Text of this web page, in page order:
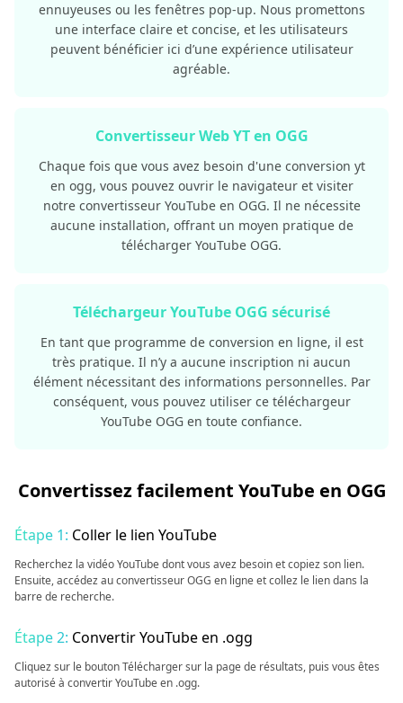
ennuyeuses ou les fenêtres pop-up. Nous promettons
une interface claire et concise, et les utilisateurs
peuvent bénéficier ici d’une expérience utilisateur
agréable.
Convertisseur Web YT en OGG
Chaque fois que vous avez besoin d'une conversion yt
en ogg, vous pouvez ouvrir le navigateur et visiter
notre convertisseur YouTube en OGG. Il ne nécessite
aucune installation, offrant un moyen pratique de
télécharger YouTube OGG.
Téléchargeur YouTube OGG sécurisé
En tant que programme de conversion en ligne, il est
très pratique. Il n’y a aucune inscription ni aucun
élément nécessitant des informations personnelles. Par
conséquent, vous pouvez utiliser ce téléchargeur
YouTube OGG en toute confiance.
Convertissez facilement YouTube en OGG
Étape 1: Coller le lien YouTube
Recherchez la vidéo YouTube dont vous avez besoin et copiez son lien.
Ensuite, accédez au convertisseur OGG en ligne et collez le lien dans la
barre de recherche.
Étape 2: Convertir YouTube en .ogg
Cliquez sur le bouton Télécharger sur la page de résultats, puis vous êtes
autorisé à convertir YouTube en .ogg.